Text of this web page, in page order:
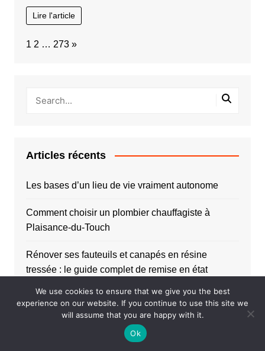
Lire l'article
Page:
1 2 … 273 Next
»
Articles récents
Les bases d’un lieu de vie vraiment autonome
Comment choisir un plombier chauffagiste à
Plaisance-du-Touch
Rénover ses fauteuils et canapés en résine
tressée : le guide complet de remise en état
Comment choisir une climatisation réversible pas
Comment reconnaître les signes d’un burn-out ?
We use cookies to ensure that we give you the best
experience on our website. If you continue to use this site we
will assume that you are happy with it.
Ok